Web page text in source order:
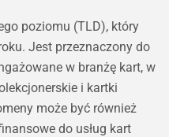
poziomu (TLD), który
Jest przeznaczony do
w branżę kart, w
i kartki
może być również
do usług kart